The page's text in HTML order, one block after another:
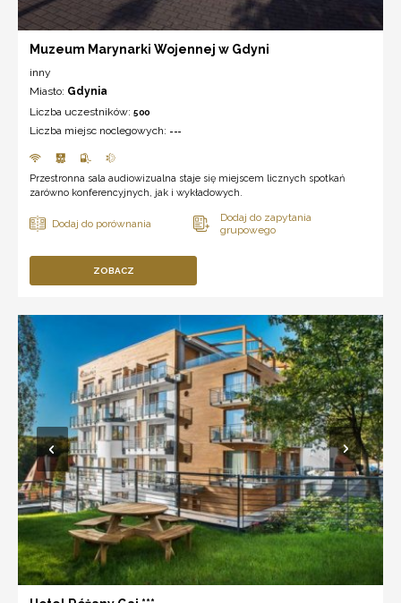
Muzeum Marynarki Wojennej w Gdyni
inny
Miasto: Gdynia
Liczba uczestników: 500
Liczba miejsc noclegowych: ---
Przestronna sala audiowizualna staje się miejscem licznych spotkań
zarówno konferencyjnych, jak i wykładowych.
ZOBACZ